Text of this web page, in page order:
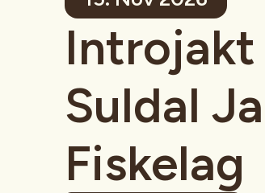
Suldal
Fiskelag